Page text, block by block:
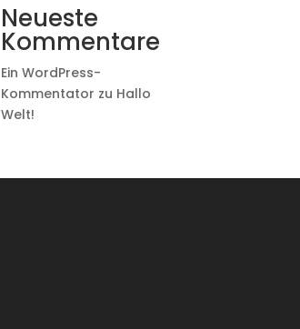
Neueste
Kommentare
Ein WordPress-
Kommentator zu Hallo
Welt!